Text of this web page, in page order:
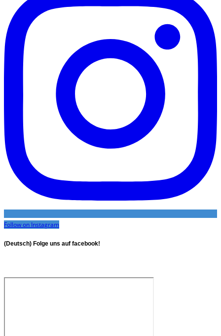
Follow on Instagram
(Deutsch) Folge uns auf facebook!